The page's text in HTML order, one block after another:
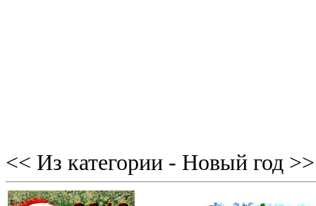
<< Из категории - Новый год >>